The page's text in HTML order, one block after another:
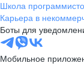
Школа
Карьера в
Боты для
Мобильное